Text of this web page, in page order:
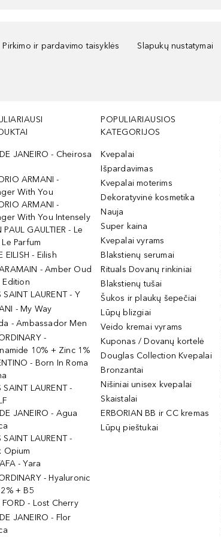
Pirkimo ir pardavimo taisyklės Slapukų nustatymai
JANEIRO - Cheirosa
ARMANI -
With You
ARMANI -
With You Intensely
PAUL GAULTIER - Le
Parfum
EILISH - Eilish
- Amber Oud
Edition
SAINT LAURENT - Y
- My Way
- Ambassador Men
-
10% + Zinc 1%
- Born In Roma
SAINT LAURENT -
JANEIRO - Agua
SAINT LAURENT -
Opium
- Yara
- Hyaluronic
+ B5
FORD - Lost Cherry
JANEIRO - Flor
POPULIARIAUSIOS
KATEGORIJOS
Kvepalai
Išpardavimas
Kvepalai moterims
Dekoratyvinė kosmetika
Nauja
Super kaina
Kvepalai vyrams
Blakstienų serumai
Rituals Dovanų rinkiniai
Blakstienų tušai
Šukos ir plaukų šepečiai
Lūpų blizgiai
Veido kremai vyrams
Kuponas / Dovanų kortelė
Douglas Collection Kvepalai
Bronzantai
Nišiniai unisex kvepalai
Skaistalai
ERBORIAN BB ir CC kremas
Lūpų pieštukai